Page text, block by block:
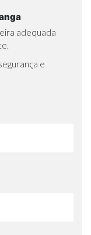
adequada
e